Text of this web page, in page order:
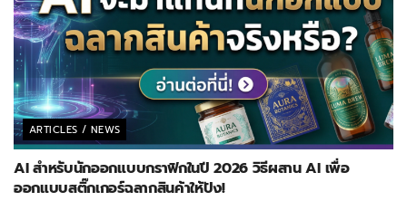
ARTICLES / NEWS
AI สำหรับนักออกแบบกราฟิกในปี 2026 วิธีผสาน AI เพื่อ
ออกแบบสติ๊กเกอร์ฉลากสินค้าให้ปัง!